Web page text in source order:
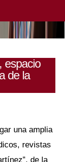
espacio
de la
una amplia
revistas
de la